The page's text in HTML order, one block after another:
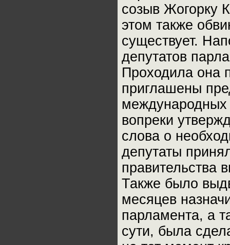
созыв Жогорку
этом также
существует.
депутатов
Проходила она
приглашены
вопреки
слова о
депутаты
правительства
Также было
месяцев
парламента, а
сути, была